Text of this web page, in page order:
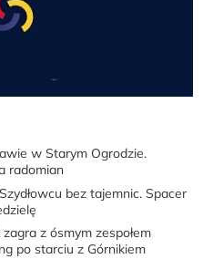
w Starym Ogrodzie.
radomian
bez tajemnic. Spacer
z ósmym zespołem
po starciu z Górnikiem